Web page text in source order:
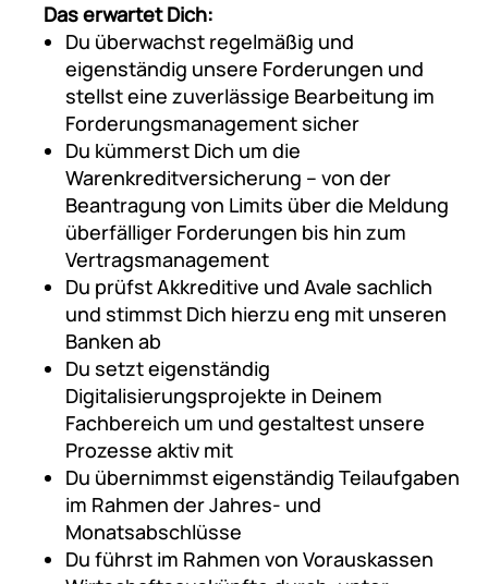
Das erwartet Dich:
Du überwachst regelmäßig und
eigenständig unsere Forderungen und
stellst eine zuverlässige Bearbeitung im
Forderungsmanagement sicher
Du kümmerst Dich um die
Warenkreditversicherung – von der
Beantragung von Limits über die Meldung
überfälliger Forderungen bis hin zum
Vertragsmanagement
Du prüfst Akkreditive und Avale sachlich
und stimmst Dich hierzu eng mit unseren
Banken ab
Du setzt eigenständig
Digitalisierungsprojekte in Deinem
Fachbereich um und gestaltest unsere
Prozesse aktiv mit
Du übernimmst eigenständig Teilaufgaben
im Rahmen der Jahres- und
Monatsabschlüsse
Du führst im Rahmen von Vorauskassen